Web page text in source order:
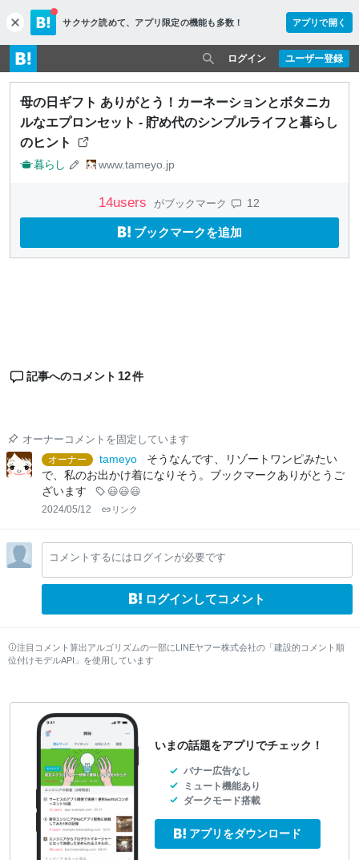
c
l
o
s
e
サクサク読めて、 アプリ限定の機能も多数！ アプリで開く
ユーザー登録
ログイン
母の日ギフト ありがとう！カーネーションとボタニカ
ルなエプロンセット - 貯め代のシンプルライフと暮らし
のヒント
暮らし www.tameyo.jp
14users がブックマーク 12
ブックマークを追加
記事へのコメント 12件
オーナーコメントを固定しています
オーナー
tameyo
そうなんです、リゾートワンピみたい
で、私のお出かけ着になりそう。ブックマークありがとうご
ざいます
😃😃😃
2024/05/12 リンク
コメントするにはログインが必要です
ログインしてコメント
注目コメント算出アルゴリズムの一部にLINEヤフー株式会社の「建設的コメント順
位付けモデルAPI」を使用しています
いまの話題をアプリでチェック！
バナー広告なし
ミュート機能あり
ダークモード搭載
アプリをダウンロード